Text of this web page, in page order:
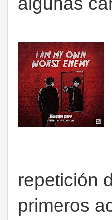
repetición
primeros